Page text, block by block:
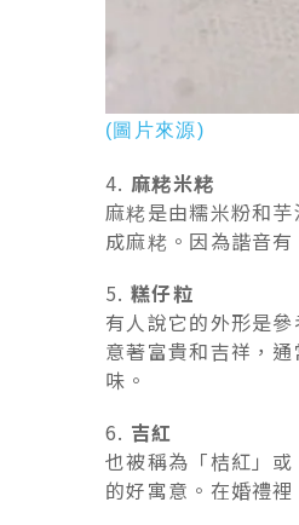
(圖片來源)
4. 麻粩米粩
麻粩是由糯米粉和
成麻粩。因為諧音
5. 糕仔粒
有人說它的外形是
意著富貴和吉祥，
味。
6. 吉紅
也被稱為「桔紅」
的好寓意。在婚禮